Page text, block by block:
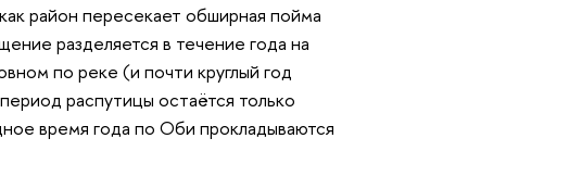
район пересекает обширная пойма
разделяется в течение года на
по реке (и почти круглый год
распутицы остаётся только
время года по Оби прокладываются